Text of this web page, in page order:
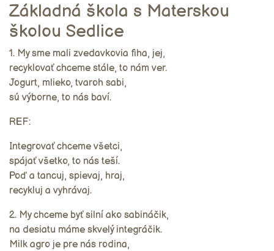
Základná škola s Materskou
školou Sedlice
1. My sme mali zvedavkovia fiha, jej,
recyklovať chceme stále, to nám ver.
Jogurt, mlieko, tvaroh sabi,
sú výborne, to nás baví.
REF:
Integrovať chceme všetci,
spájať všetko, to nás teší.
Poď a tancuj, spievaj, hraj,
recykluj a vyhrávaj.
2. My chceme byť silní ako sabináčik,
na desiatu máme skvelý integráčik.
Milk agro je pre nás rodina,